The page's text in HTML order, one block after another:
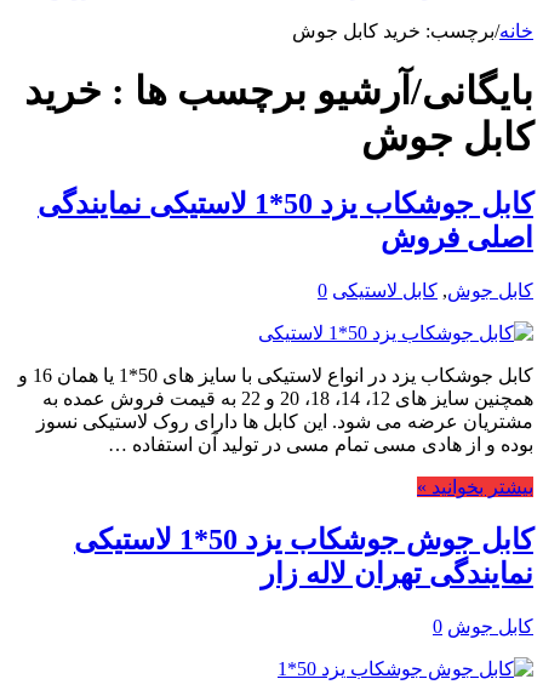
خانه/برچسب: خرید کابل جوش
بایگانی/آرشیو برچسب ها : خرید
کابل جوش
کابل جوشکاب یزد 50*1 لاستیکی نمایندگی
اصلی فروش
کابل جوش, کابل لاستیکی 0
کابل جوشکاب یزد در انواع لاستیکی با سایز های 50*1 یا همان 16 و
همچنین سایز های 12، 14، 18، 20 و 22 به قیمت فروش عمده به
مشتریان عرضه می شود. این کابل ها دارای روک لاستیکی نسوز
بوده و از هادی مسی تمام مسی در تولید آن استفاده …
بیشتر بخوانید »
کابل جوش جوشکاب یزد 50*1 لاستیکی
نمایندگی تهران لاله زار
کابل جوش 0